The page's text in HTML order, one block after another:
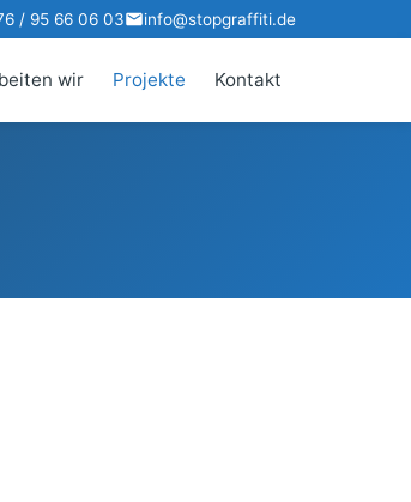
/ 95 66 06 03 info@stopgraffiti.de
wir Projekte Kontakt